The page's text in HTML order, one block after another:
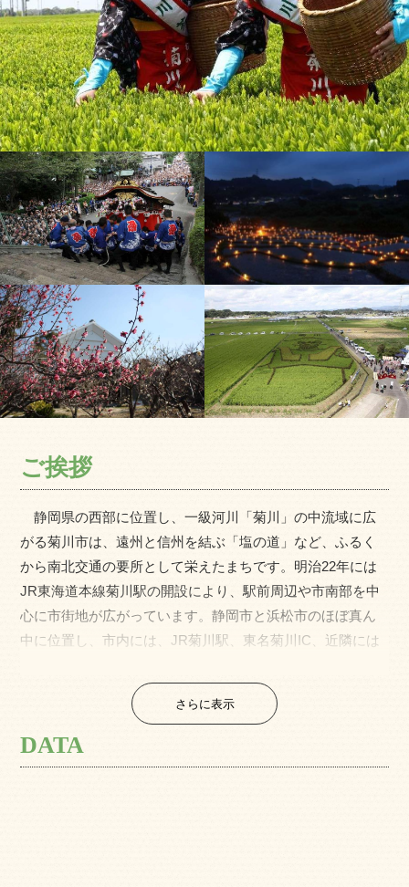
ご挨拶
静岡県の西部に位置し、一級河川「菊川」の中流域に広
がる菊川市は、遠州と信州を結ぶ「塩の道」など、ふるく
から南北交通の要所として栄えたまちです。明治22年には
JR東海道本線菊川駅の開設により、駅前周辺や市南部を中
心に市街地が広がっています。静岡市と浜松市のほぼ真ん
中に位置し、市内には、JR菊川駅、東名菊川IC、近隣には
有する利便性に富んだまちです。
また、縄文・弥生時代からの遺跡をはじめ、国指定の重
要文化財や史跡など数々の歴史・遺産に触れることができ
ます。温暖な気候にも恵まれ、市の東部には明治初頭の大
さらに表示
DATA